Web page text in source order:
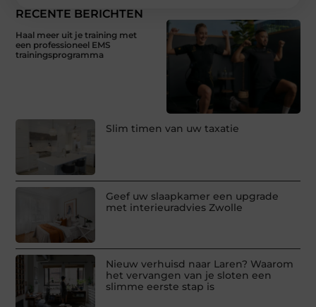
RECENTE BERICHTEN
Haal meer uit je training met
een professioneel EMS
trainingsprogramma
Slim timen van uw taxatie
Geef uw slaapkamer een upgrade
met interieuradvies Zwolle
Nieuw verhuisd naar Laren? Waarom
het vervangen van je sloten een
slimme eerste stap is